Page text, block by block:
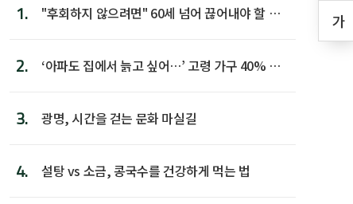
가
1.
"후회하지 않으려면" 60세 넘어 끊어내야 할 사
2.
‘아파도 집에서 늙고 싶어…’ 고령 가구 40% 노
3. 광명, 시간을 걷는 문화 마실길
4. 설탕 vs 소금, 콩국수를 건강하게 먹는 법